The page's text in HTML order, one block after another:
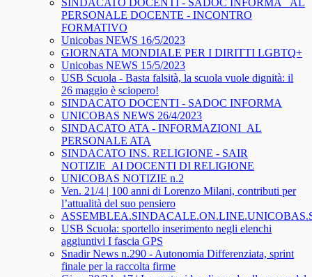
SINDACATO DOCENTI - SADOC INFORMA_ AL
PERSONALE DOCENTE - INCONTRO
FORMATIVO
Unicobas NEWS 16/5/2023
GIORNATA MONDIALE PER I DIRITTI LGBTQ+
Unicobas NEWS 15/5/2023
USB Scuola - Basta falsità, la scuola vuole dignità: il
26 maggio è sciopero!
SINDACATO DOCENTI - SADOC INFORMA
UNICOBAS NEWS 26/4/2023
SINDACATO ATA - INFORMAZIONI_AL
PERSONALE ATA
SINDACATO INS. RELIGIONE - SAIR
NOTIZIE_AI DOCENTI DI RELIGIONE
UNICOBAS NOTIZIE n.2
Ven. 21/4 | 100 anni di Lorenzo Milani, contributi per
l’attualità del suo pensiero
USB Scuola: sportello inserimento negli elenchi
aggiuntivi I fascia GPS
Snadir News n.290 - Autonomia Differenziata, sprint
finale per la raccolta firme